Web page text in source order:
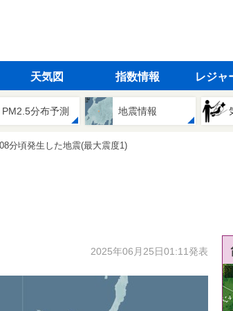
天気図 指数情報 レジャ
PM2.5分布予測 地震情報
分頃発生した地震(最大震度1)
2025年06月25日01:11発表